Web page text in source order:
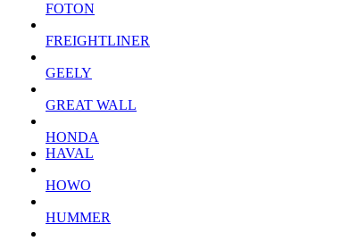
FOTON
FREIGHTLINER
GEELY
GREAT WALL
HONDA
HAVAL
HOWO
HUMMER